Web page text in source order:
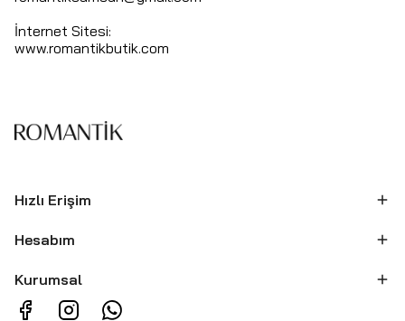
İnternet Sitesi:
www.romantikbutik.com
Hızlı Erişim
Hesabım
Kurumsal